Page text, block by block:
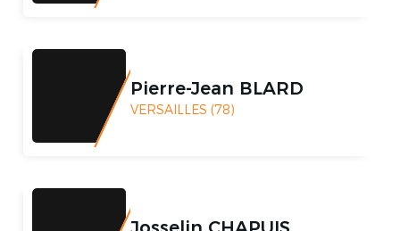
Pierre-Jean BLARD
VERSAILLES (78)